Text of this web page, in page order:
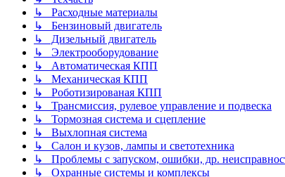
↳ Расходные материалы
↳ Бензиновый двигатель
↳ Дизельный двигатель
↳ Электрооборудование
↳ Автоматическая КПП
↳ Механическая КПП
↳ Роботизированая КПП
↳ Трансмиссия, рулевое управление и подвеска
↳ Тормозная система и сцепление
↳ Выхлопная система
↳ Салон и кузов, лампы и светотехника
↳ Проблемы с запуском, ошибки, др.
↳ Охранные системы и комплексы